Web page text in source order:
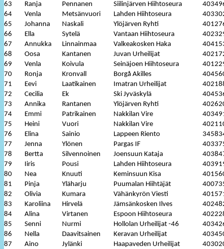
63
Ranja Pennanen Siilinjärven Hiihtoseura
64
Venla Metsänvuori Lahden Hiihtoseura
65
Johanna Naskali Ylöjärven Ryhti
66
Ella Sytelä Vantaan Hiihtoseura
67
Annukka Linnainmaa Valkeakosken Haka
68
Oosa Kantanen Juvan Urheilijat
69
Venla Koivula Seinäjoen Hiihtoseura
70
Ronja Kronvall Borgå Akilles
71
Eevi Laatikainen Imatran Urheilijat
72
Cecilia Ek Ski Jyväskylä
73
Annika Rantanen Ylöjärven Ryhti
74
Emmi Patrikainen Nakkilan Vire
75
Heini Vuori Nakkilan Vire
76
Elina Sainio Lappeen Riento
77
Jenna Ylönen Pargas IF
78
Bertta Silvennoinen Joensuun Kataja
79
Iiris Pousi Lahden Hiihtoseura
80
Nea Knuuti Keminsuun Kisa
81
Pinja Yläharju Puumalan Hiihtäjät
82
Olivia Kumara Vähänkyrön Viesti
83
Karoliina Hirvelä Jämsänkosken Ilves
84
Alina Virtanen Espoon Hiihtoseura
85
Senni Nurmi Hollolan Urheilijat -46
86
Nella Daavitsainen Keravan Urheilijat
87
Aino Jylänki Haapaveden Urheilijat